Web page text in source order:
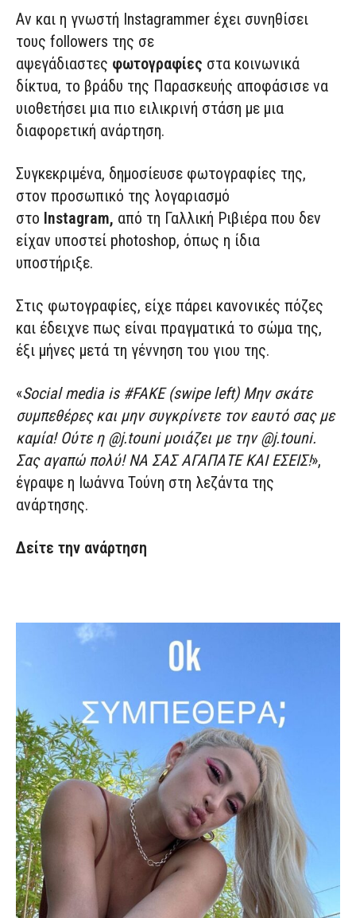
Αν και η γνωστή Instagrammer έχει συνηθίσει
τους followers της σε
αψεγάδιαστες φωτογραφίες στα κοινωνικά
δίκτυα, το βράδυ της Παρασκευής αποφάσισε να
υιοθετήσει μια πιο ειλικρινή στάση με μια
διαφορετική ανάρτηση.
Συγκεκριμένα, δημοσίευσε φωτογραφίες της,
στον προσωπικό της λογαριασμό
στο Instagram, από τη Γαλλική Ριβιέρα που δεν
είχαν υποστεί photoshop, όπως η ίδια
υποστήριξε.
Στις φωτογραφίες, είχε πάρει κανονικές πόζες
και έδειχνε πως είναι πραγματικά το σώμα της,
έξι μήνες μετά τη γέννηση του γιου της.
«Social media is #FAKE (swipe left) Μην σκάτε
συμπεθέρες και μην συγκρίνετε τον εαυτό σας με
καμία! Ούτε η @j.touni μοιάζει με την @j.touni.
Σας αγαπώ πολύ! ΝΑ ΣΑΣ ΑΓΑΠΑΤΕ ΚΑΙ ΕΣΕΙΣ!»,
έγραψε η Ιωάννα Τούνη στη λεζάντα της
ανάρτησης.
Δείτε την ανάρτηση